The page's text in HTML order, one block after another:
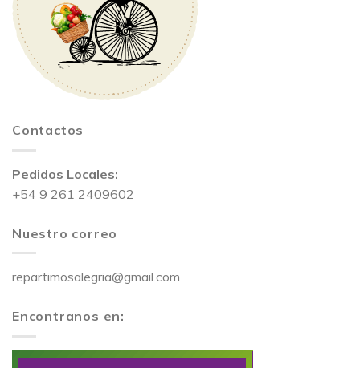
Contactos
Pedidos Locales:
+54 9 261 2409602
Nuestro correo
repartimosalegria@gmail.com
Encontranos en: